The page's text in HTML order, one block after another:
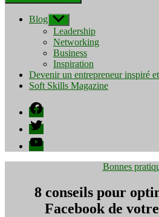
Blog Afficher
le
sous-
menu
Leadership
Networking
Business
Inspiration
Devenir un entrepreneur inspiré
Soft Skills Magazine
Facebook
Twitter
YouTube
Bonnes
8 conseils pour
Facebook de